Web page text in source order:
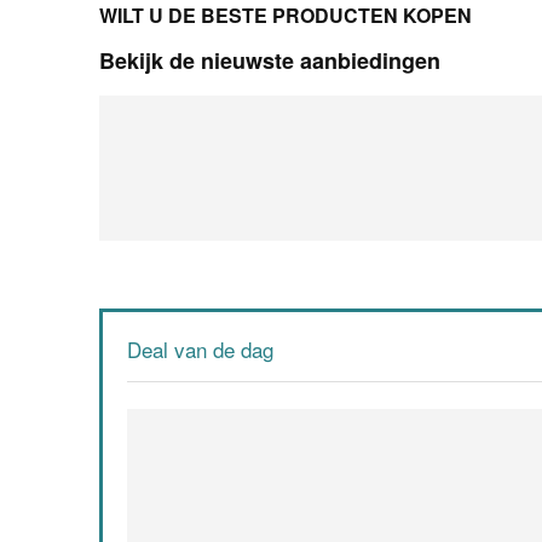
WILT U DE BESTE PRODUCTEN KOPEN
Bekijk de nieuwste aanbiedingen
Deal van de dag